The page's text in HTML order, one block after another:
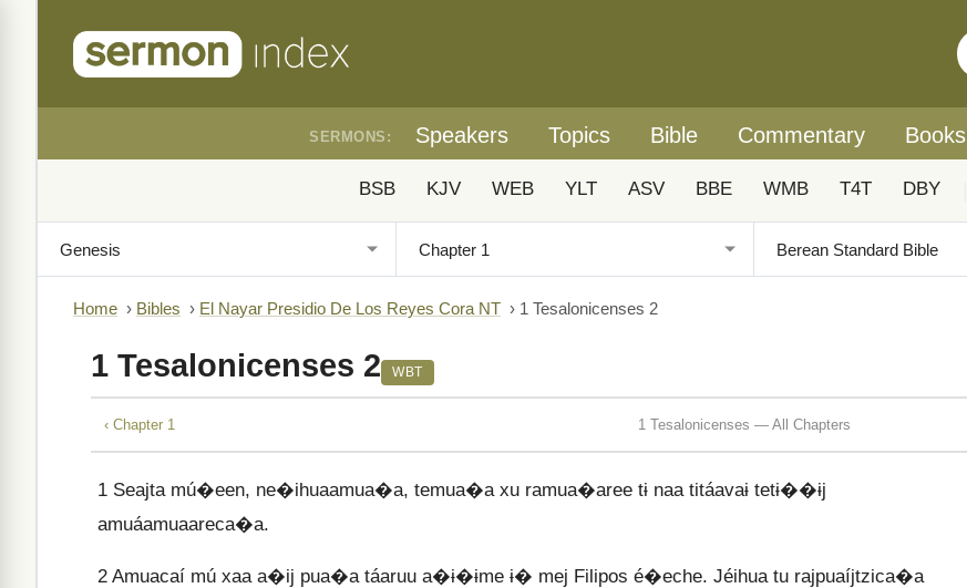
SERMONS: Speakers Topics Bible Commentary Books
BSB KJV WEB YLT ASV BBE WMB T4T DBY
Home › Bibles › El Nayar Presidio De Los Reyes Cora NT › 1 Tesalonicenses 2
1 Tesalonicenses 2 WBT
‹ Chapter 1 1 Tesalonicenses — All Chapters
1 Seajta mú�een, ne�ihuaamua�a, temua�a xu ramua�aree tɨ naa titáavaɨ tetɨ��ɨj
amuáamuaareca�a.
2 Amuacaí mú xaa a�ij pua�a táaruu a�ɨ�ɨme ɨ� mej Filipos é�eche. Jéihua tu rajpuaíjtzica�a